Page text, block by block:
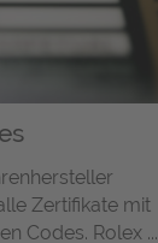
Zertifikate mit
Codes. Rolex ...